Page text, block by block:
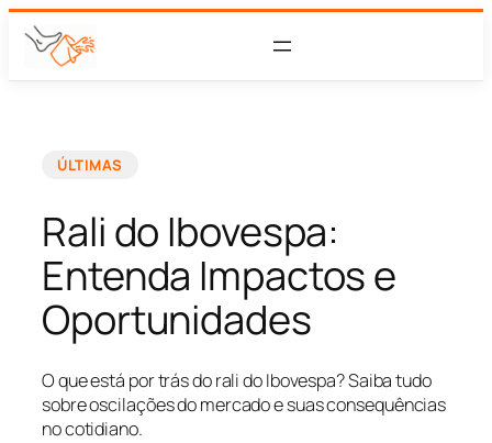
ÚLTIMAS
Rali do Ibovespa:
Entenda Impactos e
Oportunidades
O que está por trás do rali do Ibovespa? Saiba tudo
sobre oscilações do mercado e suas consequências
no cotidiano.